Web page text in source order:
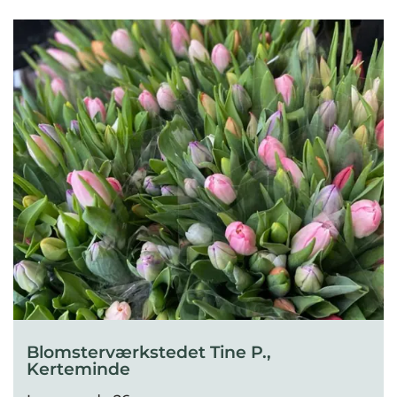
Blomsterværkstedet Tine P.,
Kerteminde